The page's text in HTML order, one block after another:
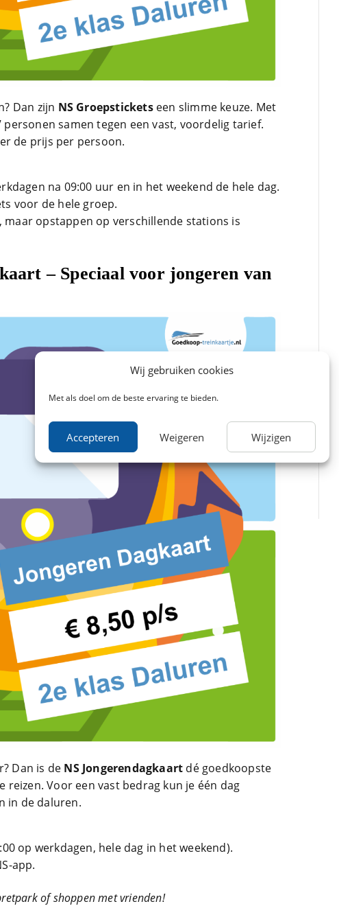
Wij gebruiken cookies
Met als doel om de beste ervaring te bieden.
Accepteren Weigeren Wijzigen
Dan zijn NS Groepsticketseen slimme keuze. Met
samen tegen een vast, voordelig tarief.
de prijs per persoon.
na 09:00 uur en in het weekend de hele dag.
voor de hele groep.
maar opstappen op verschillende stations is
– Speciaal voor jongeren van
Dan is de NS Jongerendagkaart dé goedkoopste
Voor een vast bedrag kun je één dag
in de daluren.
op werkdagen, hele dag in het weekend).
app.
of shoppen met vrienden!